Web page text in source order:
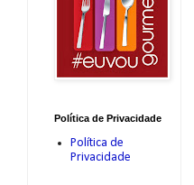
Política de Privacidade
Política de
Privacidade